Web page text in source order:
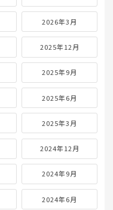
2026年6月
2026年3月
2025年12月
2025年9月